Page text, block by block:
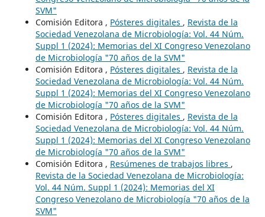
SVM"
Comisión Editora , Pósteres digitales , Revista de la
Sociedad Venezolana de Microbiología: Vol. 44 Núm.
Suppl 1 (2024): Memorias del XI Congreso Venezolano
de Microbiología "70 años de la SVM"
Comisión Editora , Pósteres digitales , Revista de la
Sociedad Venezolana de Microbiología: Vol. 44 Núm.
Suppl 1 (2024): Memorias del XI Congreso Venezolano
de Microbiología "70 años de la SVM"
Comisión Editora , Pósteres digitales , Revista de la
Sociedad Venezolana de Microbiología: Vol. 44 Núm.
Suppl 1 (2024): Memorias del XI Congreso Venezolano
de Microbiología "70 años de la SVM"
Comisión Editora , Resúmenes de trabajos libres ,
Revista de la Sociedad Venezolana de Microbiología:
Vol. 44 Núm. Suppl 1 (2024): Memorias del XI
Congreso Venezolano de Microbiología "70 años de la
SVM"